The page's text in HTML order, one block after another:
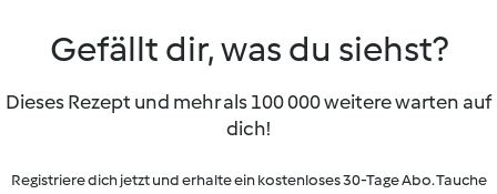
Gefällt dir, was du siehst?
Dieses Rezept und mehr als 100 000 weitere warten auf
dich!
Registriere dich jetzt und erhalte ein kostenloses 30-Tage Abo. Tauche